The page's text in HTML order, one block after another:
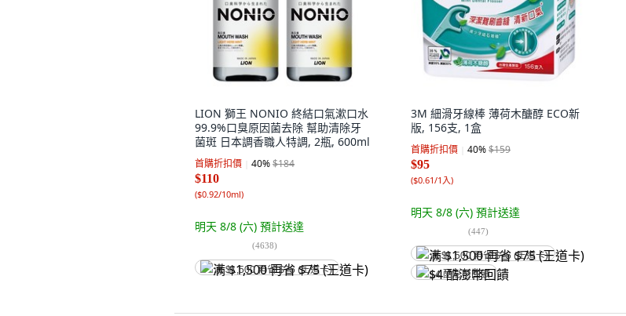
LION 獅王 NONIO 終結口氣漱口水
99.9%口臭原因菌去除 幫助清除牙
菌斑 日本調香職人特調, 2瓶, 600ml
首購折扣價 40%$184
$110
($0.92/10ml)
明天 8/8 (六) 預計送達
(4638)
满 $1,500 再省 $75 (王道卡)
3M 細滑牙線棒 薄荷木醣醇 ECO新
版, 156支, 1盒
首購折扣價 40%$159
$95
($0.61/1入)
明天 8/8 (六) 預計送達
(447)
满 $1,500 再省 $75 (王道卡)
$4 酷澎幣回饋